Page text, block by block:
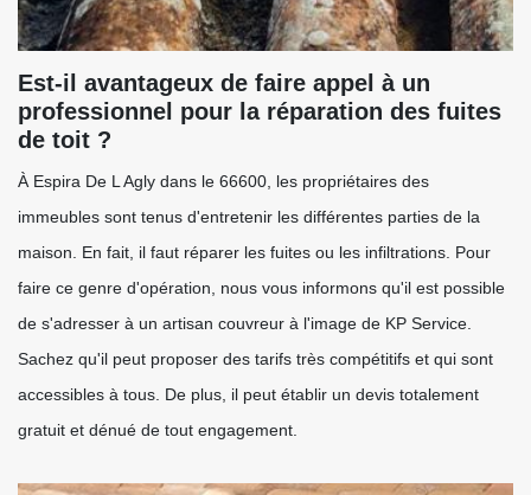
Est-il avantageux de faire appel à un
professionnel pour la réparation des fuites
de toit ?
À Espira De L Agly dans le 66600, les propriétaires des
immeubles sont tenus d'entretenir les différentes parties de la
maison. En fait, il faut réparer les fuites ou les infiltrations. Pour
faire ce genre d'opération, nous vous informons qu'il est possible
de s'adresser à un artisan couvreur à l'image de KP Service.
Sachez qu'il peut proposer des tarifs très compétitifs et qui sont
accessibles à tous. De plus, il peut établir un devis totalement
gratuit et dénué de tout engagement.